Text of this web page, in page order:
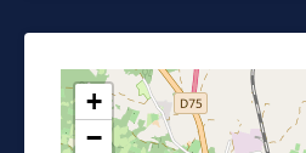
+
−